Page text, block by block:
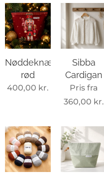
Nøddeknækkeren
rød
400,00 kr.
Sibba
Cardigan
Pris fra
360,00 kr.